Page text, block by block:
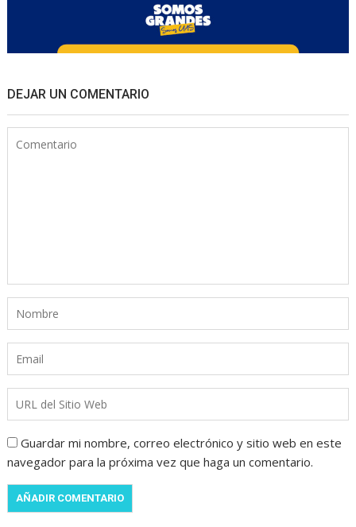
DEJAR UN COMENTARIO
Guardar mi nombre, correo electrónico y sitio web en este
navegador para la próxima vez que haga un comentario.